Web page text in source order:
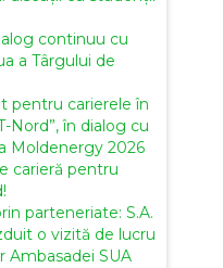
continuu cu
a Târgului de
pentru carierele în
Nord”, în dialog cu
Moldenergy 2026
carieră pentru
parteneriate: S.A.
o vizită de lucru
Ambasadei SUA